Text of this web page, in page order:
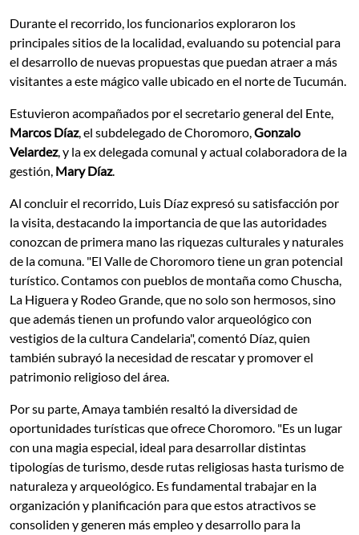
Durante el recorrido, los funcionarios exploraron los
principales sitios de la localidad, evaluando su potencial para
el desarrollo de nuevas propuestas que puedan atraer a más
visitantes a este mágico valle ubicado en el norte de Tucumán.
Estuvieron acompañados por el secretario general del Ente,
Marcos Díaz, el subdelegado de Choromoro,Gonzalo
Velardez, y la ex delegada comunal y actual colaboradora de la
gestión, Mary Díaz.
Al concluir el recorrido, Luis Díaz expresó su satisfacción por
la visita, destacando la importancia de que las autoridades
conozcan de primera mano las riquezas culturales y naturales
de la comuna. "El Valle de Choromoro tiene un gran potencial
turístico. Contamos con pueblos de montaña como Chuscha,
La Higuera y Rodeo Grande, que no solo son hermosos, sino
que además tienen un profundo valor arqueológico con
vestigios de la cultura Candelaria", comentó Díaz, quien
también subrayó la necesidad de rescatar y promover el
patrimonio religioso del área.
Por su parte, Amaya también resaltó la diversidad de
oportunidades turísticas que ofrece Choromoro. "Es un lugar
con una magia especial, ideal para desarrollar distintas
tipologías de turismo, desde rutas religiosas hasta turismo de
naturaleza y arqueológico. Es fundamental trabajar en la
organización y planificación para que estos atractivos se
consoliden y generen más empleo y desarrollo para la